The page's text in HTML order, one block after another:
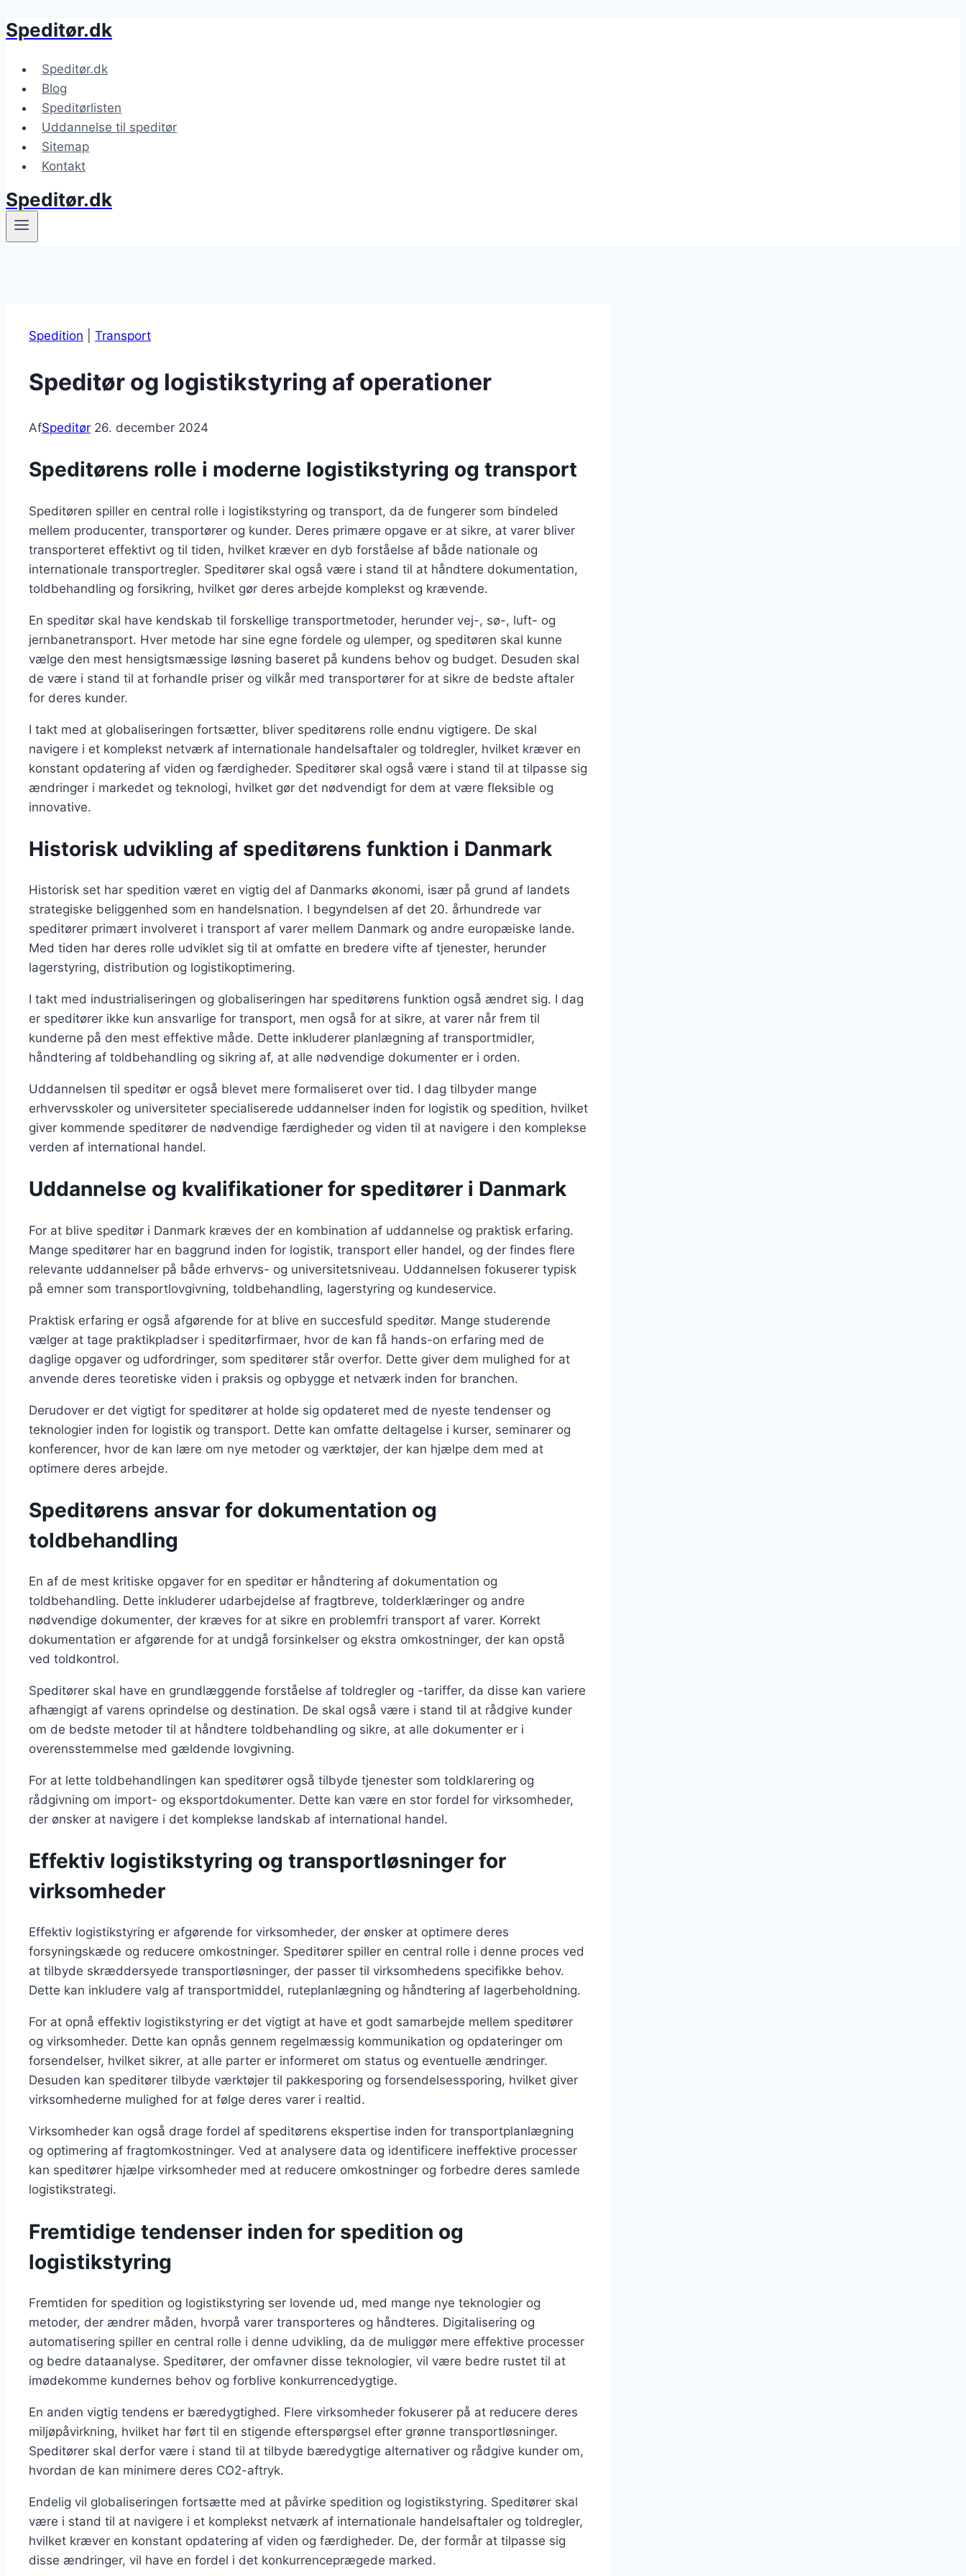
Fortsæt
indhold
Speditør.dk
Speditør.dk
Blog
Speditørlisten
Uddannelse til speditør
Sitemap
Kontakt
Speditør.dk
Spedition Transport
Speditør og logistikstyring af operationer
AfSpeditør 26. december 2024
Speditørens rolle i moderne logistikstyring og transport
Speditøren spiller en central rolle i logistikstyring og transport, da de fungerer som bindeled
mellem producenter, transportører og kunder. Deres primære opgave er at sikre, at varer bliver
transporteret effektivt og til tiden, hvilket kræver en dyb forståelse af både nationale og
internationale transportregler. Speditører skal også være i stand til at håndtere dokumentation,
toldbehandling og forsikring, hvilket gør deres arbejde komplekst og krævende.
En speditør skal have kendskab til forskellige transportmetoder, herunder vej-, sø-, luft- og
jernbanetransport. Hver metode har sine egne fordele og ulemper, og speditøren skal kunne
vælge den mest hensigtsmæssige løsning baseret på kundens behov og budget. Desuden skal
de være i stand til at forhandle priser og vilkår med transportører for at sikre de bedste aftaler
for deres kunder.
I takt med at globaliseringen fortsætter, bliver speditørens rolle endnu vigtigere. De skal
navigere i et komplekst netværk af internationale handelsaftaler og toldregler, hvilket kræver en
konstant opdatering af viden og færdigheder. Speditører skal også være i stand til at tilpasse sig
ændringer i markedet og teknologi, hvilket gør det nødvendigt for dem at være fleksible og
innovative.
Historisk udvikling af speditørens funktion i Danmark
Historisk set har spedition været en vigtig del af Danmarks økonomi, især på grund af landets
strategiske beliggenhed som en handelsnation. I begyndelsen af det 20. århundrede var
speditører primært involveret i transport af varer mellem Danmark og andre europæiske lande.
Med tiden har deres rolle udviklet sig til at omfatte en bredere vifte af tjenester, herunder
lagerstyring, distribution og logistikoptimering.
I takt med industrialiseringen og globaliseringen har speditørens funktion også ændret sig. I dag
er speditører ikke kun ansvarlige for transport, men også for at sikre, at varer når frem til
kunderne på den mest effektive måde. Dette inkluderer planlægning af transportmidler,
håndtering af toldbehandling og sikring af, at alle nødvendige dokumenter er i orden.
Uddannelsen til speditør er også blevet mere formaliseret over tid. I dag tilbyder mange
erhvervsskoler og universiteter specialiserede uddannelser inden for logistik og spedition, hvilket
giver kommende speditører de nødvendige færdigheder og viden til at navigere i den komplekse
verden af international handel.
Uddannelse og kvalifikationer for speditører i Danmark
For at blive speditør i Danmark kræves der en kombination af uddannelse og praktisk erfaring.
Mange speditører har en baggrund inden for logistik, transport eller handel, og der findes flere
relevante uddannelser på både erhvervs- og universitetsniveau. Uddannelsen fokuserer typisk
på emner som transportlovgivning, toldbehandling, lagerstyring og kundeservice.
Praktisk erfaring er også afgørende for at blive en succesfuld speditør. Mange studerende
vælger at tage praktikpladser i speditørfirmaer, hvor de kan få hands-on erfaring med de
daglige opgaver og udfordringer, som speditører står overfor. Dette giver dem mulighed for at
anvende deres teoretiske viden i praksis og opbygge et netværk inden for branchen.
Derudover er det vigtigt for speditører at holde sig opdateret med de nyeste tendenser og
teknologier inden for logistik og transport. Dette kan omfatte deltagelse i kurser, seminarer og
konferencer, hvor de kan lære om nye metoder og værktøjer, der kan hjælpe dem med at
optimere deres arbejde.
Speditørens ansvar for dokumentation og
toldbehandling
En af de mest kritiske opgaver for en speditør er håndtering af dokumentation og
toldbehandling. Dette inkluderer udarbejdelse af fragtbreve, tolderklæringer og andre
nødvendige dokumenter, der kræves for at sikre en problemfri transport af varer. Korrekt
dokumentation er afgørende for at undgå forsinkelser og ekstra omkostninger, der kan opstå
ved toldkontrol.
Speditører skal have en grundlæggende forståelse af toldregler og -tariffer, da disse kan variere
afhængigt af varens oprindelse og destination. De skal også være i stand til at rådgive kunder
om de bedste metoder til at håndtere toldbehandling og sikre, at alle dokumenter er i
overensstemmelse med gældende lovgivning.
For at lette toldbehandlingen kan speditører også tilbyde tjenester som toldklarering og
rådgivning om import- og eksportdokumenter. Dette kan være en stor fordel for virksomheder,
der ønsker at navigere i det komplekse landskab af international handel.
Effektiv logistikstyring og transportløsninger for
virksomheder
Effektiv logistikstyring er afgørende for virksomheder, der ønsker at optimere deres
forsyningskæde og reducere omkostninger. Speditører spiller en central rolle i denne proces ved
at tilbyde skræddersyede transportløsninger, der passer til virksomhedens specifikke behov.
Dette kan inkludere valg af transportmiddel, ruteplanlægning og håndtering af lagerbeholdning.
For at opnå effektiv logistikstyring er det vigtigt at have et godt samarbejde mellem speditører
og virksomheder. Dette kan opnås gennem regelmæssig kommunikation og opdateringer om
forsendelser, hvilket sikrer, at alle parter er informeret om status og eventuelle ændringer.
Desuden kan speditører tilbyde værktøjer til pakkesporing og forsendelsessporing, hvilket giver
virksomhederne mulighed for at følge deres varer i realtid.
Virksomheder kan også drage fordel af speditørens ekspertise inden for transportplanlægning
og optimering af fragtomkostninger. Ved at analysere data og identificere ineffektive processer
kan speditører hjælpe virksomheder med at reducere omkostninger og forbedre deres samlede
logistikstrategi.
Fremtidige tendenser inden for spedition og
logistikstyring
Fremtiden for spedition og logistikstyring ser lovende ud, med mange nye teknologier og
metoder, der ændrer måden, hvorpå varer transporteres og håndteres. Digitalisering og
automatisering spiller en central rolle i denne udvikling, da de muliggør mere effektive processer
og bedre dataanalyse. Speditører, der omfavner disse teknologier, vil være bedre rustet til at
imødekomme kundernes behov og forblive konkurrencedygtige.
En anden vigtig tendens er bæredygtighed. Flere virksomheder fokuserer på at reducere deres
miljøpåvirkning, hvilket har ført til en stigende efterspørgsel efter grønne transportløsninger.
Speditører skal derfor være i stand til at tilbyde bæredygtige alternativer og rådgive kunder om,
hvordan de kan minimere deres CO2-aftryk.
Endelig vil globaliseringen fortsætte med at påvirke spedition og logistikstyring. Speditører skal
være i stand til at navigere i et komplekst netværk af internationale handelsaftaler og toldregler,
hvilket kræver en konstant opdatering af viden og færdigheder. De, der formår at tilpasse sig
disse ændringer, vil have en fordel i det konkurrenceprægede marked.